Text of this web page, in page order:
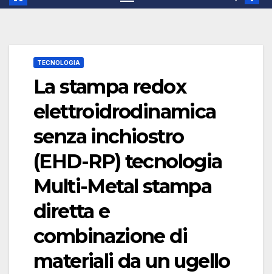
TECNOLOGIA
La stampa redox
elettroidrodinamica
senza inchiostro
(EHD-RP) tecnologia
Multi-Metal stampa
diretta e
combinazione di
materiali da un ugello